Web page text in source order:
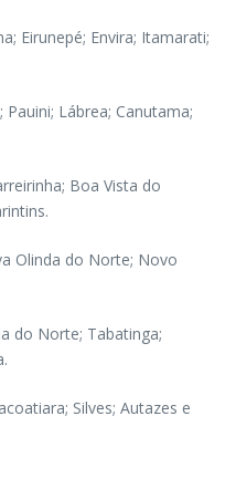
Eirunepé; Envira; Itamarati;
Lábrea; Canutama;
Boa Vista do
Olinda do Norte; Novo
do Norte; Tabatinga;
Silves; Autazes e